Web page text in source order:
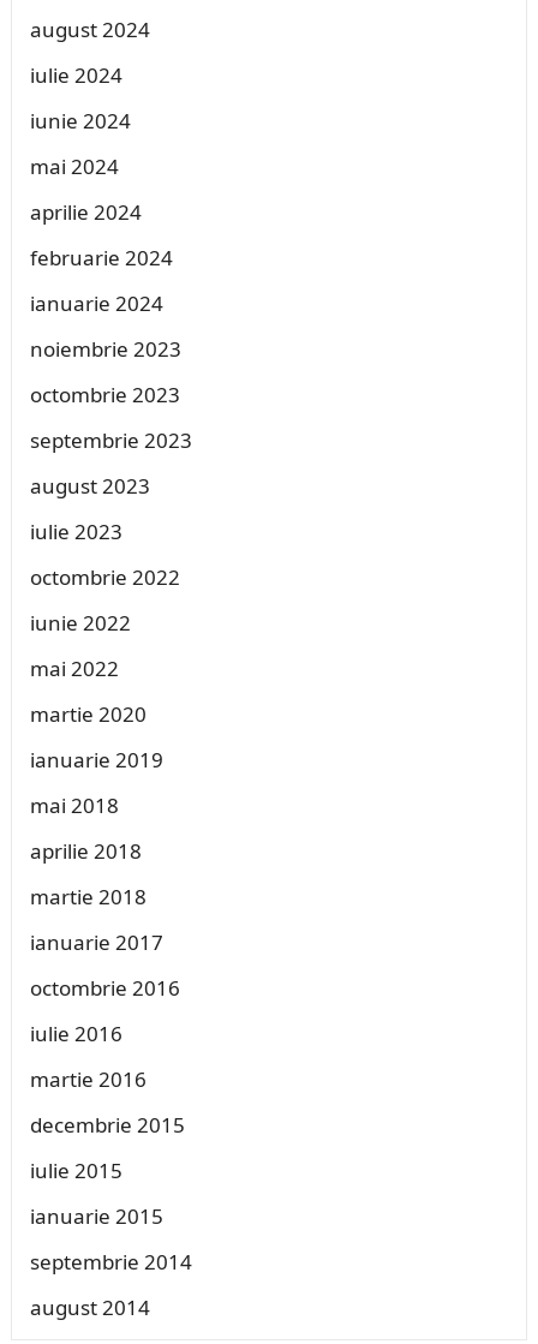
august 2024
iulie 2024
iunie 2024
mai 2024
aprilie 2024
februarie 2024
ianuarie 2024
noiembrie 2023
octombrie 2023
septembrie 2023
august 2023
iulie 2023
octombrie 2022
iunie 2022
mai 2022
martie 2020
ianuarie 2019
mai 2018
aprilie 2018
martie 2018
ianuarie 2017
octombrie 2016
iulie 2016
martie 2016
decembrie 2015
iulie 2015
ianuarie 2015
septembrie 2014
august 2014